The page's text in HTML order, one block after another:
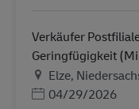
Verkäufer
Geringfügigkeit
LieuElze,
Posted Date
04/29/2026